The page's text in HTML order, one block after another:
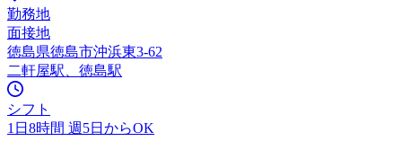
勤務地
面接地
徳島県徳島市沖浜東3-62
二軒屋駅、徳島駅
シフト
1日8時間 週5日からOK